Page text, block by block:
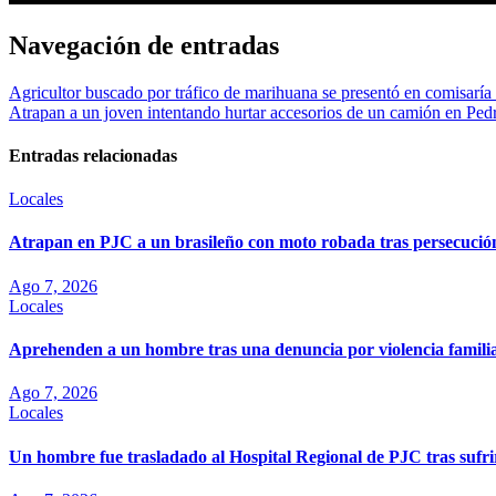
Navegación de entradas
Agricultor buscado por tráfico de marihuana se presentó en
Atrapan a un joven intentando hurtar accesorios de un camión en
Entradas relacionadas
Locales
Atrapan en PJC a un brasileño con moto robada tras
Ago 7, 2026
Locales
Aprehenden a un hombre tras una denuncia por violencia
Ago 7, 2026
Locales
Un hombre fue trasladado al Hospital Regional de PJC tras